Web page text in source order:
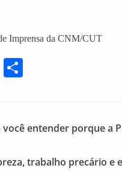
Imprensa da CNM/CUT
X
e
entender porque a
trabalho precário e